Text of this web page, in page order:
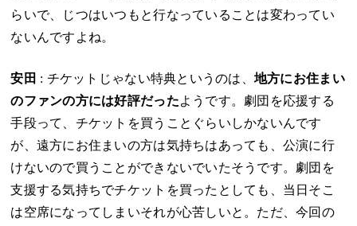
らいで、じつはいつもと行なっていることは変わってい
ないんですよね。
安田 : チケットじゃない特典というのは、 地方にお住まい
のファンの方には好評だったようです。劇団を応援する
手段って、チケットを買うことぐらいしかないんです
が、遠方にお住まいの方は気持ちはあっても、公演に行
けないので買うことができないでいたそうです。劇団を
支援する気持ちでチケットを買ったとしても、当日そこ
は空席になってしまいそれが心苦しいと。ただ、今回の